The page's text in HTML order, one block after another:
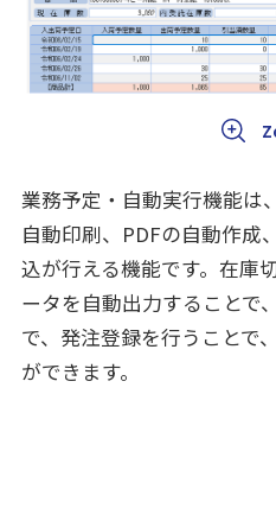
業務予定・自動実行機能は
自動印刷、PDFの自動作成
込が行える機能です。在庫
ータを自動出力することで
で、発注登録を行うことで
ができます。